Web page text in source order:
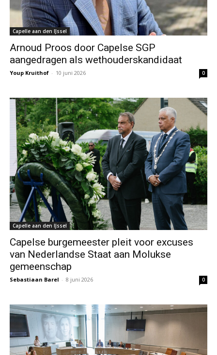
Capelle aan den IJssel
Arnoud Proos door Capelse SGP
aangedragen als wethouderskandidaat
Youp Kruithof - 10 juni 2026 0
Capelle aan den IJssel
Capelse burgemeester pleit voor excuses
van Nederlandse Staat aan Molukse
gemeenschap
Sebastiaan Barel - 8 juni 2026 0